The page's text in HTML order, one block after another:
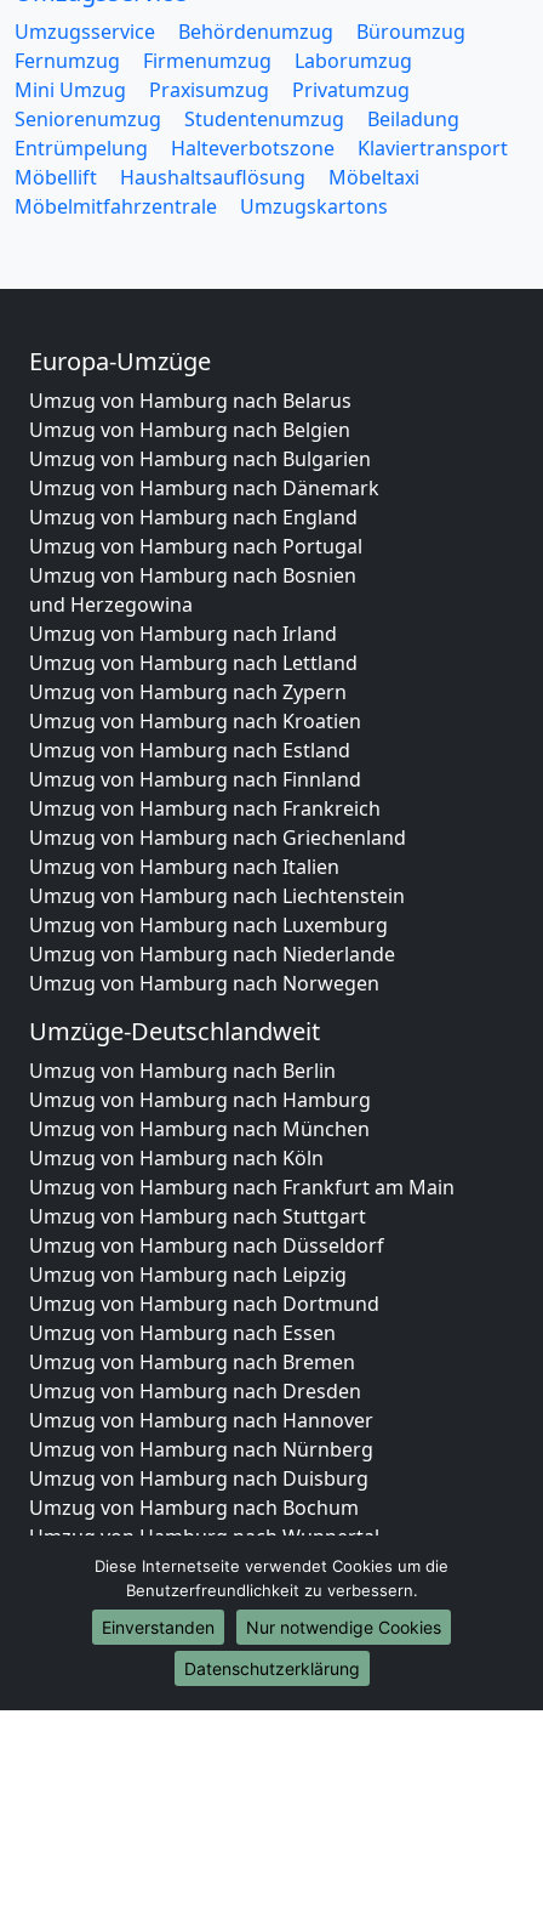
Umzugsservice Behördenumzug
Büroumzug
Fernumzug
Firmenumzug
Laborumzug
Mini Umzug
Praxisumzug
Privatumzug
Seniorenumzug
Studentenumzug
Beiladung
Entrümpelung
Halteverbotszone
Klaviertransport
Möbellift
Haushaltsauflösung
Möbeltaxi
Möbelmitfahrzentrale
Umzugskartons
Europa-Umzüge
Umzug von Hamburg nach Belarus
Umzug von Hamburg nach Belgien
Umzug von Hamburg nach Bulgarien
Umzug von Hamburg nach Dänemark
Umzug von Hamburg nach England
Umzug von Hamburg nach Portugal
Umzug von Hamburg nach Bosnien
und Herzegowina
Umzug von Hamburg nach Irland
Umzug von Hamburg nach Lettland
Umzug von Hamburg nach Zypern
Umzug von Hamburg nach Kroatien
Umzug von Hamburg nach Estland
Umzug von Hamburg nach Finnland
Umzug von Hamburg nach Frankreich
Umzug von Hamburg nach Griechenland
Umzug von Hamburg nach Italien
Umzug von Hamburg nach Liechtenstein
Umzug von Hamburg nach Luxemburg
Umzug von Hamburg nach Niederlande
Umzug von Hamburg nach Norwegen
Umzüge-Deutschlandweit
Umzug von Hamburg nach Berlin
Umzug von Hamburg nach Hamburg
Umzug von Hamburg nach München
Umzug von Hamburg nach Köln
Umzug von Hamburg nach Frankfurt am Main
Umzug von Hamburg nach Stuttgart
Umzug von Hamburg nach Düsseldorf
Umzug von Hamburg nach Leipzig
Umzug von Hamburg nach Dortmund
Umzug von Hamburg nach Essen
Umzug von Hamburg nach Bremen
Umzug von Hamburg nach Dresden
Umzug von Hamburg nach Hannover
Umzug von Hamburg nach Nürnberg
Umzug von Hamburg nach Duisburg
Umzug von Hamburg nach Bochum
Umzug von Hamburg nach Wuppertal
Umzug von Hamburg nach Bielefeld
Umzug von Hamburg nach Bonn
Umzug von Hamburg nach Münster
Internationale-Umzüge
Umzug von Hamburg nach Brasilien
Diese Internetseite verwendet Cookies um die
Benutzerfreundlichkeit zu verbessern.
Einverstanden
Nur notwendige Cookies
Datenschutzerklärung